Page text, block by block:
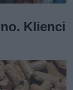
Klienci